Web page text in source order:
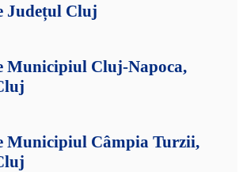
Județul Cluj
Municipiul Cluj-Napoca,
Municipiul Câmpia Turzii,